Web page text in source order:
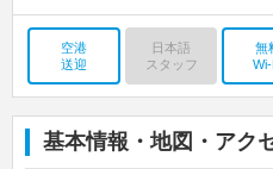
空港
送迎
日本語
スタッフ
無
基本情報・地図・アク